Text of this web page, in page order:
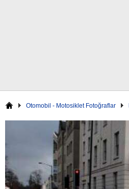
Otomobil - Motosiklet Fotoğraflar